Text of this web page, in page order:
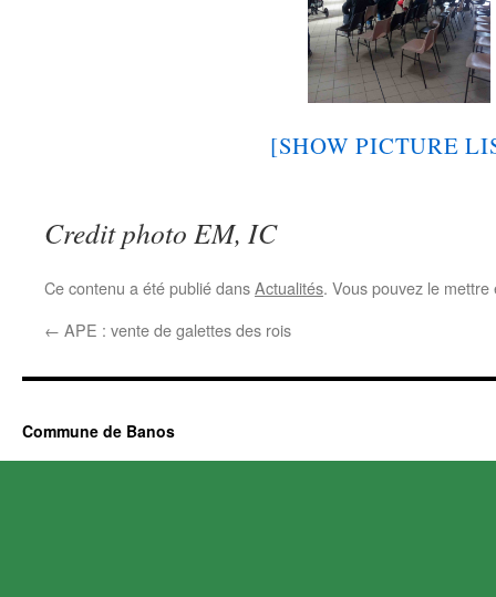
[SHOW PICTURE
Credit photo EM, IC
Ce contenu a été publié dansActualités. Vous pouvez le
← APE : vente de galettes des rois
Commune de Banos